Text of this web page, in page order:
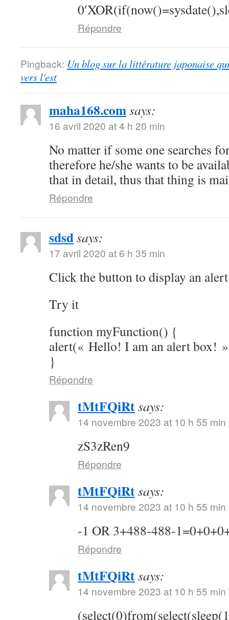
Répondre
Pingback: Un blog sur la littérature japonaise
vers l'est
maha168.comsays:
16 avril 2020 at 4 h 20 min
No matter if some one searches
therefore he/she wants to be
that in detail, thus that thing is
Répondre
sdsdsays:
17 avril 2020 at 6 h 35 min
Click the button to display an
Try it
function myFunction() {
alert(« Hello! I am an alert box!
}
Répondre
tMtFQiRtsays:
14 novembre 2023 at 10 h 55 min
zS3zRen9
Répondre
tMtFQiRtsays:
14 novembre 2023 at 10 h 55 min
-1 OR 3+488-488-
Répondre
tMtFQiRtsays:
14 novembre 2023 at 10 h 55 min